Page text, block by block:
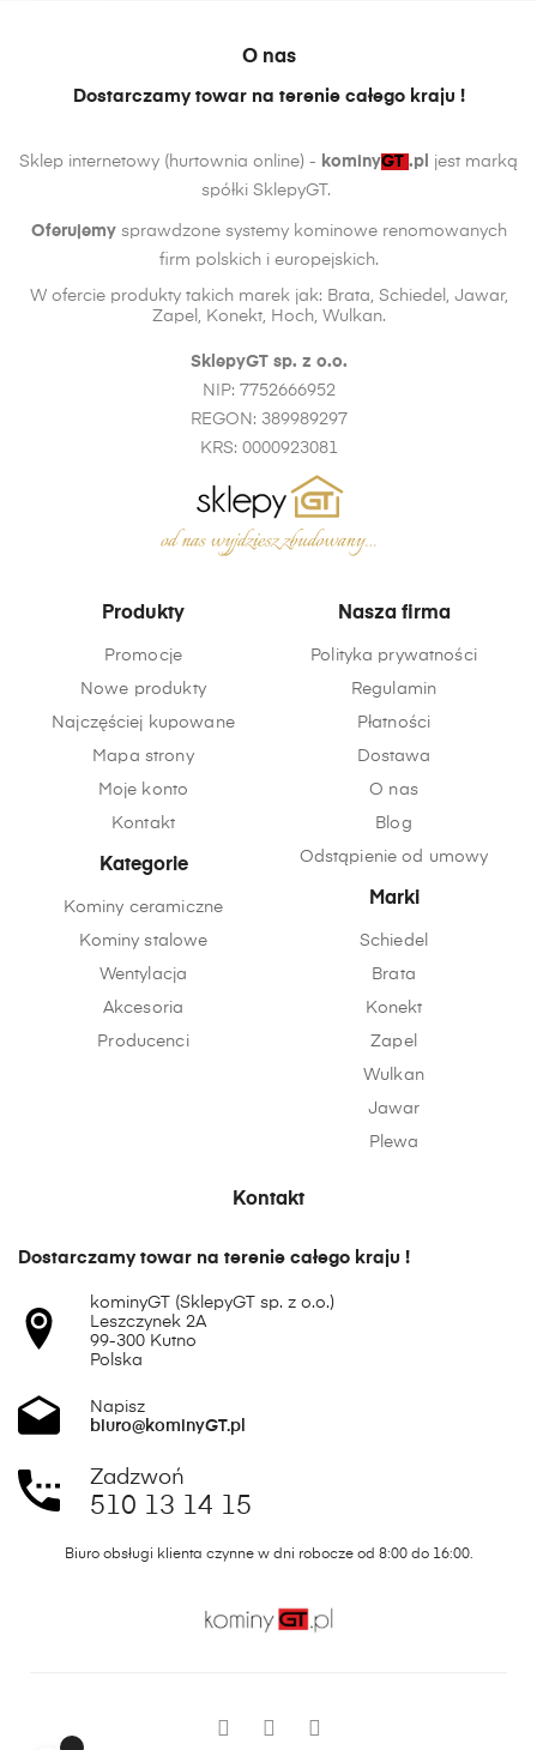
O nas
Dostarczamy towar na terenie całego kraju !
Sklep internetowy (hurtownia online) - kominyGT .pl
jest marką
spółki SklepyGT.
Oferujemysprawdzone systemy kominowe renomowanych
firm polskich i europejskich.
W ofercie produkty takich marek jak: Brata, Schiedel, Jawar,
Zapel, Konekt, Hoch, Wulkan.
SklepyGT sp. z o.o.
NIP: 7752666952
REGON: 389989297
KRS: 0000923081
Produkty
Promocje
Nowe produkty
Najczęściej kupowane
Mapa strony
Moje konto
Kontakt
Kategorie
Kominy ceramiczne
Kominy stalowe
Wentylacja
Akcesoria
Producenci
Nasza firma
Polityka prywatności
Regulamin
Płatności
Dostawa
O nas
Blog
Odstąpienie od umowy
Marki
Schiedel
Brata
Konekt
Zapel
Wulkan
Jawar
Plewa
Kontakt
Dostarczamy towar na terenie całego kraju !
kominyGT (SklepyGT sp. z o.o.)
Leszczynek 2A
99-300 Kutno
Polska
Napisz
biuro@kominyGT.pl
Zadzwoń
510 13 14 15
Biuro obsługi klienta czynne w dni robocze od 8:00 do 16:00.